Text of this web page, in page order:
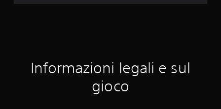
i
e
Informazioni legali e sul
gioco